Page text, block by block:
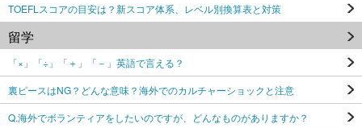
TOEFLスコアの目安は？新スコア体系、レベル別換算表と対策
留学
「×」「÷」「＋」「－」英語で言える？
裏ピースはNG？どんな意味？海外でのカルチャーショックと注意
Q.海外でボランティアをしたいのですが、どんなものがありますか？